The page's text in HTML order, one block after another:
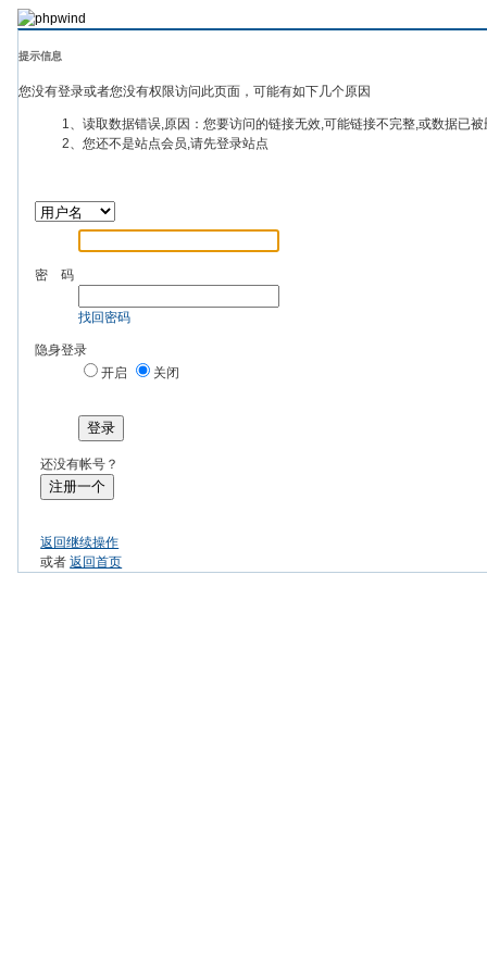
提示信息
您没有登录或者您没有权限访问此页面，可能有如下几个原因
1、读取数据错误,原因：您要访问的链接无效,可能链接不完整,或数据已
2、您还不是站点会员,请先登录站点
密 码
找回密码
隐身登录
开启
关闭
登录
还没有帐号？
注册一个
返回继续操作
或者返回首页